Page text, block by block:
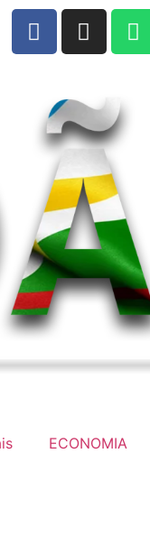
ECONOMIA